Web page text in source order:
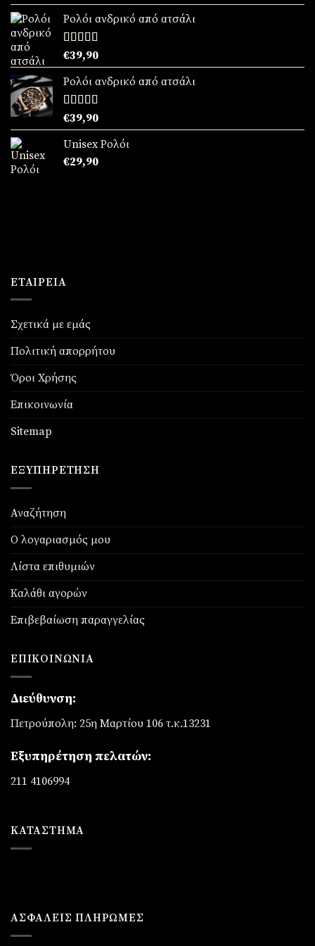
με5.00από
5
Ρολόι ανδρικό από ατσάλι
Βαθμολογήθηκε
με5.00από
5
€39,90
Ρολόι ανδρικό από ατσάλι
Βαθμολογήθηκε
με5.00από
5
€39,90
Unisex Ρολόι
€29,90
ΕΤΑΙΡΕΊΑ
Σχετικά με εμάς
Πολιτική απορρήτου
Όροι Χρήσης
Επικοινωνία
Sitemap
ΕΞΥΠΗΡΈΤΗΣΗ
Αναζήτηση
Ο λογαριασμός μου
Λίστα επιθυμιών
Καλάθι αγορών
Επιβεβαίωση παραγγελίας
ΕΠΙΚΟΙΝΩΝΊΑ
Διεύθυνση:
Πετρούπολη: 25η Μαρτίου 106 τ.κ.13231
Εξυπηρέτηση πελατών:
211 4106994
ΚΑΤΆΣΤΗΜΑ
ΑΣΦΑΛΕΙΣ ΠΛΗΡΩΜΕΣ